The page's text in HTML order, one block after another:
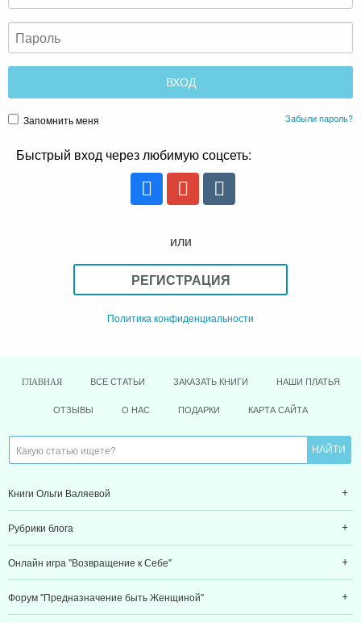
Запомнить меня Забыли пароль?
Быстрый вход через любимую соцсеть:
или
РЕГИСТРАЦИЯ
Политика конфиденциальности
ГЛАВНАЯ ВСЕ СТАТЬИ ЗАКАЗАТЬ КНИГИ НАШИ ПЛАТЬЯ
ОТЗЫВЫ О НАС ПОДАРКИ КАРТА САЙТА
Книги Ольги Валяевой
Рубрики блога
Онлайн игра "Возвращение к Себе"
Форум "Предназначение быть Женщиной"